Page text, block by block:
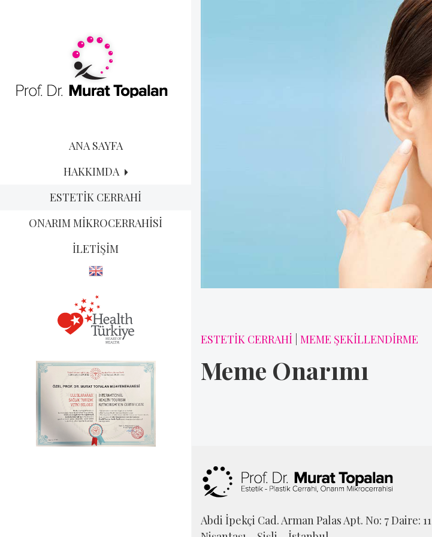
ANA SAYFA
HAKKIMDA
ESTETİK CERRAHİ
ONARIM MİKROCERRAHİSİ
İLETİŞİM
ESTETİK CERRAHİ MEME ŞEKİLLENDİRME
Meme Onarımı
Abdi İpekçi Cad. Arman Palas Apt. No: 7 Daire: 11